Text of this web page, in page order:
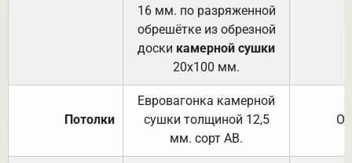
16 мм. по разряженной
обрешётке из обрезной
доски камерной сушки
20х100 мм.
Потолки
Евровагонка камерной
сушки толщиной 12,5
мм. сорт АВ.